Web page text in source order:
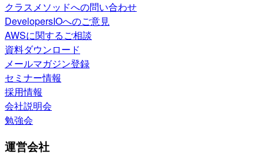
クラスメソッドへの問い合わせ
DevelopersIOへのご意見
AWSに関するご相談
資料ダウンロード
メールマガジン登録
セミナー情報
採用情報
会社説明会
勉強会
運営会社